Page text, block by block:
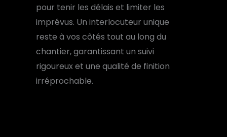
pour tenir les délais et limiter les
imprévus. Un interlocuteur unique
reste à vos côtés tout au long du
chantier, garantissant un suivi
rigoureux et une qualité de finition
irréprochable.